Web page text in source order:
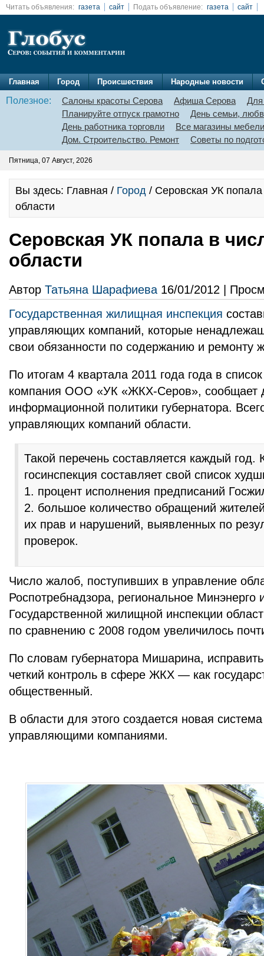
Читать объявления: газета сайт Подать объявление: газета сайт
Главная Город Происшествия Народные новости
Полезное: Салоны красоты Серова Афиша Серова
Для
Планируйте отпуск грамотно
День семьи,
День работника торговли
Все магазины мебели
Дом. Строительство. Ремонт
Советы по
Пятница, 07 Август, 2026
Вы здесь: Главная / Город / Серовская УК
области
Серовская УК попала в
области
Автор Татьяна Шарафиева 16/01/2012 |
Государственная жилищная инспекция
управляющих компаний, которые
свои обязанности по содержанию и ремонту
По итогам 4 квартала 2011 года года в
компания ООО «УК «ЖКХ-Серов», сообщает
информационной политики губернатора.
управляющих компаний области.
Такой перечень составляется каждый год.
госинспекция составляет свой список
1. процент исполнения предписаний
2. большое количество обращений
их прав и нарушений, выявленных по
проверок.
Число жалоб, поступивших в управление
Роспотребнадзора, региональное Минэнерго
Государственной жилищной инспекции
по сравнению с 2008 годом увеличилось
По словам губернатора Мишарина,
четкий контроль в сфере ЖКХ — как
общественный.
В области для этого создается новая
управляющими компаниями.